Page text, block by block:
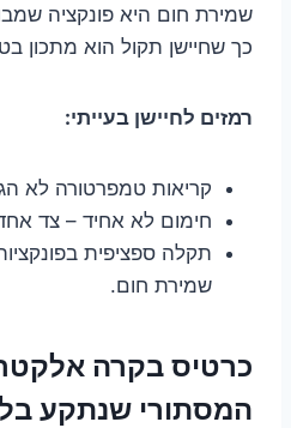
שמירת חום היא פונקציה
כך שחיישן תקול הוא מתכון
רמזים לחיישן בעייתי:
קריאות טמפרטורה לא
חימום לא אחיד – צד
תקלה ספציפית
שמירת חום.
כרטיס בקרה
המסתורי שנתקע